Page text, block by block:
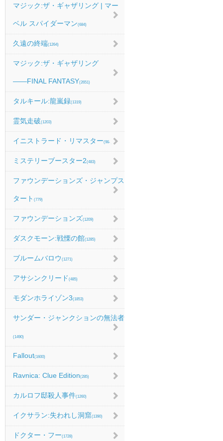
マジック:ザ・ギャザリング | マー
ベル スパイダーマン(684)
久遠の終端(1264)
マジック:ザ・ギャザリング
――FINAL FANTASY(2651)
タルキール:龍嵐録(1319)
霊気走破(1203)
イニストラード・リマスター(984)
ミステリーブースター2(483)
ファウンデーションズ・ジャンプス
タート (779)
ファウンデーションズ(1209)
ダスクモーン:戦慄の館(1285)
ブルームバロウ (1271)
アサシンクリード (485)
モダンホライゾン3(1853)
サンダー・ジャンクションの無法者
(1490)
Fallout(1600)
Ravnica: Clue Edition(285)
カルロフ邸殺人事件(1260)
イクサラン:失われし洞窟(1390)
ドクター・フー(1728)